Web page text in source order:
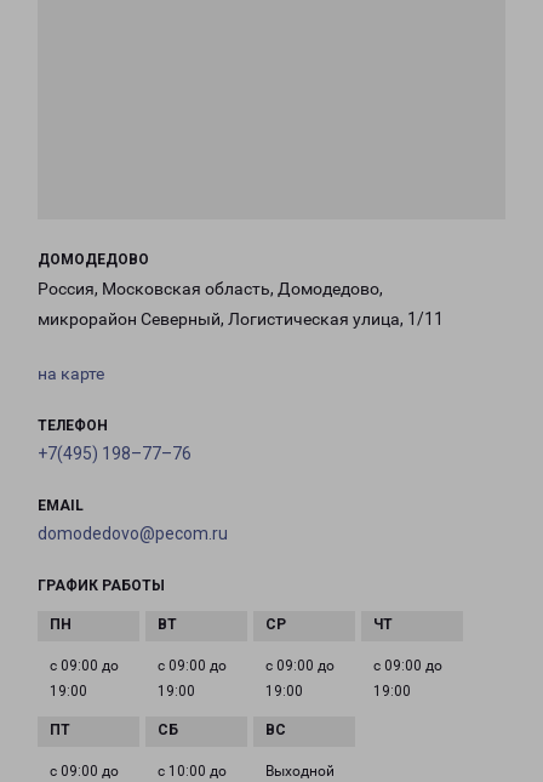
ДОМОДЕДОВО
Россия, Московская область, Домодедово,
микрорайон Северный, Логистическая улица, 1/11
на карте
ТЕЛЕФОН
+7(495) 198–77–76
EMAIL
domodedovo@pecom.ru
ГРАФИК РАБОТЫ
с 09:00 до
19:00
с 09:00 до
19:00
с 09:00 до
19:00
с 09:00 до
19:00
с 09:00 до
с 10:00 до
Выходной